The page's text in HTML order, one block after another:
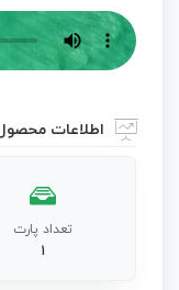
اطلاعات
تعداد پارت
1